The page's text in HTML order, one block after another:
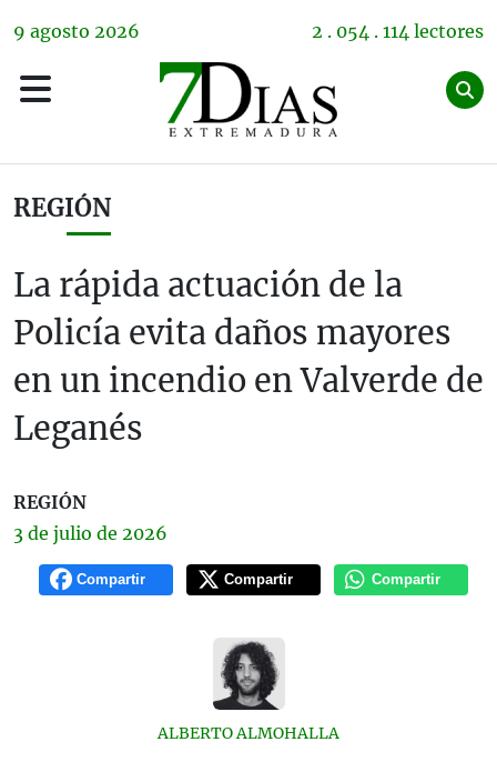
9 agosto 2026 2 . 054 . 114 lectores
REGIÓN
La rápida actuación de la
Policía evita daños mayores
en un incendio en Valverde de
Leganés
REGIÓN
3 de julio de 2026
Compartir Compartir Compartir
ALBERTO ALMOHALLA